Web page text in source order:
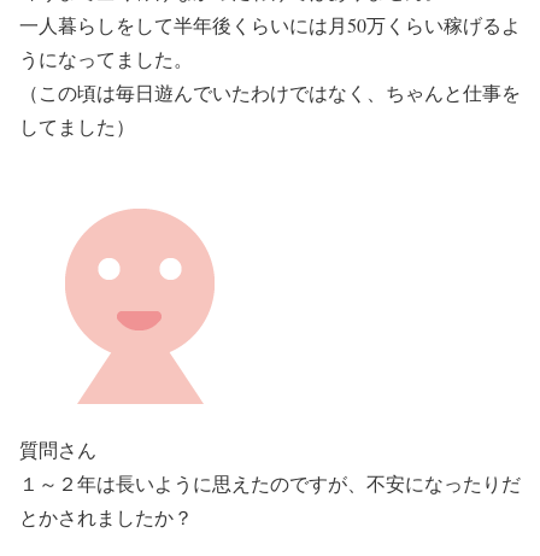
一人暮らしをして半年後くらいには月50万くらい稼げるよ
うになってました。
（この頃は毎日遊んでいたわけではなく、ちゃんと仕事を
してました）
質問さん
１～２年は長いように思えたのですが、不安になったりだ
とかされましたか？